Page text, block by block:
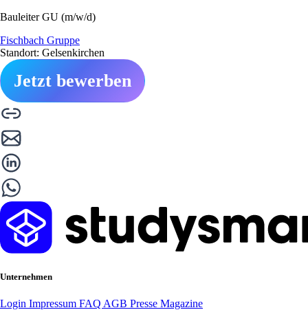
Bauleiter GU (m/w/d)
Fischbach Gruppe
Standort: Gelsenkirchen
Jetzt bewerben
Unternehmen
Login Impressum FAQ AGB Presse Magazine